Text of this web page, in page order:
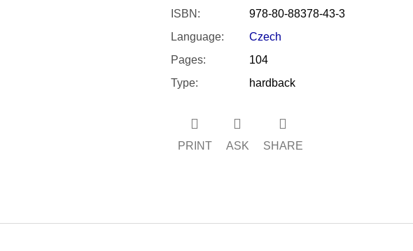
ISBN :
978-80-88378-43-3
Language:
Czech
Pages:
104
Type: hardback
PRINT ASK SHARE